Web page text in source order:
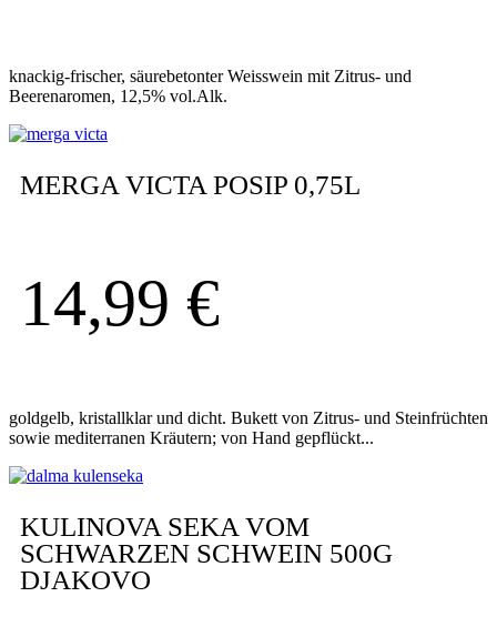
knackig-frischer, säurebetonter Weisswein mit Zitrus- und
Beerenaromen, 12,5% vol.Alk.
MERGA VICTA POSIP 0,75L
14,99 €
goldgelb, kristallklar und dicht. Bukett von Zitrus- und Steinfrüchten
sowie mediterranen Kräutern; von Hand gepflückt...
KULINOVA SEKA VOM
SCHWARZEN SCHWEIN 500G
DJAKOVO